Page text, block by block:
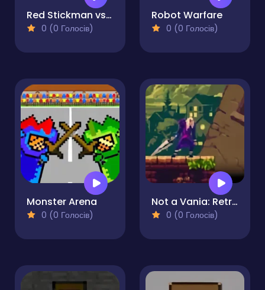
Red Stickman vs Monster School
0 (0 Голосів)
Robot Warfare
0 (0 Голосів)
Monster Arena
0 (0 Голосів)
Not a Vania: Retro Sword Quest
0 (0 Голосів)